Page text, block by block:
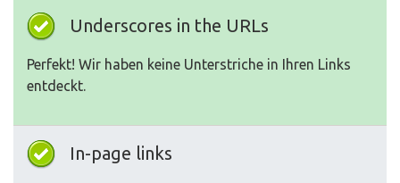
Underscores in the URLs
Perfekt! Wir haben keine Unterstriche in Ihren Links
entdeckt.
In-page links